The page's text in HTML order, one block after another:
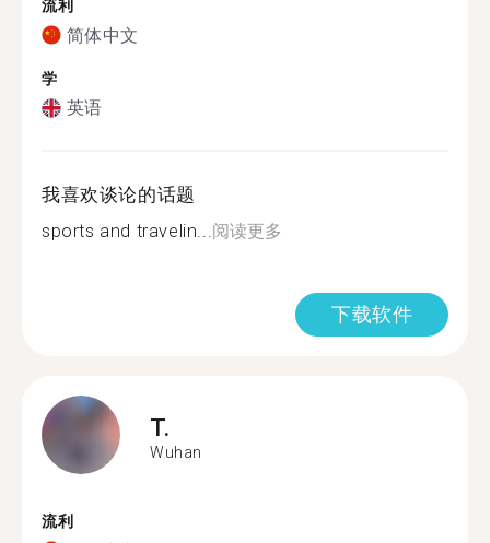
流利
简体中文
学
英语
我喜欢谈论的话题
sports and travelin...阅读更多
下载软件
T.
Wuhan
流利